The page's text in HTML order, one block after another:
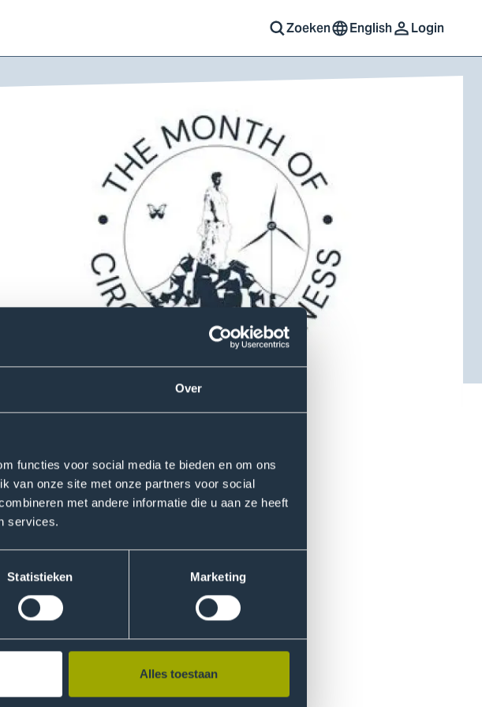
Over
functies voor social media te bieden en om ons
van onze site met onze partners voor social
met andere informatie die u aan ze heeft
services.
Statistieken Marketing
Alles toestaan
Zoeken
English Login
onze onderzoeksonderwerpen in de
ons goede oplossingsrichtingen zijn voor (grote)
en uitdagingen die wij tegenkomen in
we in de toekomst? En wat voor invloed heeft dit
over duurzame mode? En zo
17 collectie tijdens de Paris Fashion
onze diverse onderzoeksprojecten.